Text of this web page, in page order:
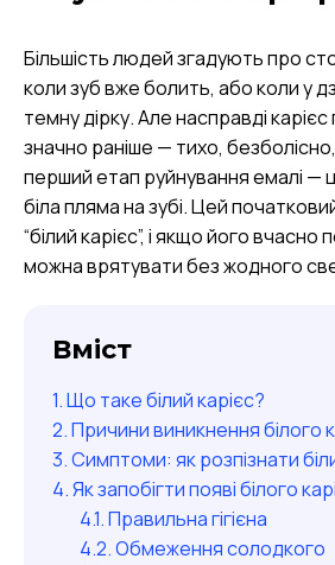
Більшість людей згадують про
коли зуб вже болить, або коли у
темну дірку. Але насправді
значно раніше — тихо, безболісно,
перший етап руйнування емалі —
біла пляма на зубі. Цей
“білий карієс”, і якщо його вчасно
можна врятувати без жодного
Вміст
Що таке білий карієс?
Причини виникнення білого
Симптоми: як розпізнати
Як запобігти появі білого
Правильна гігієна
Обмеження солодкого